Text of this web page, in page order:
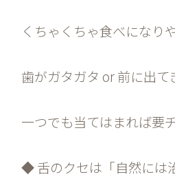
くちゃくちゃ食べになり
歯がガタガタ or 前に出て
一つでも当てはまれば要
◆ 舌のクセは「自然には